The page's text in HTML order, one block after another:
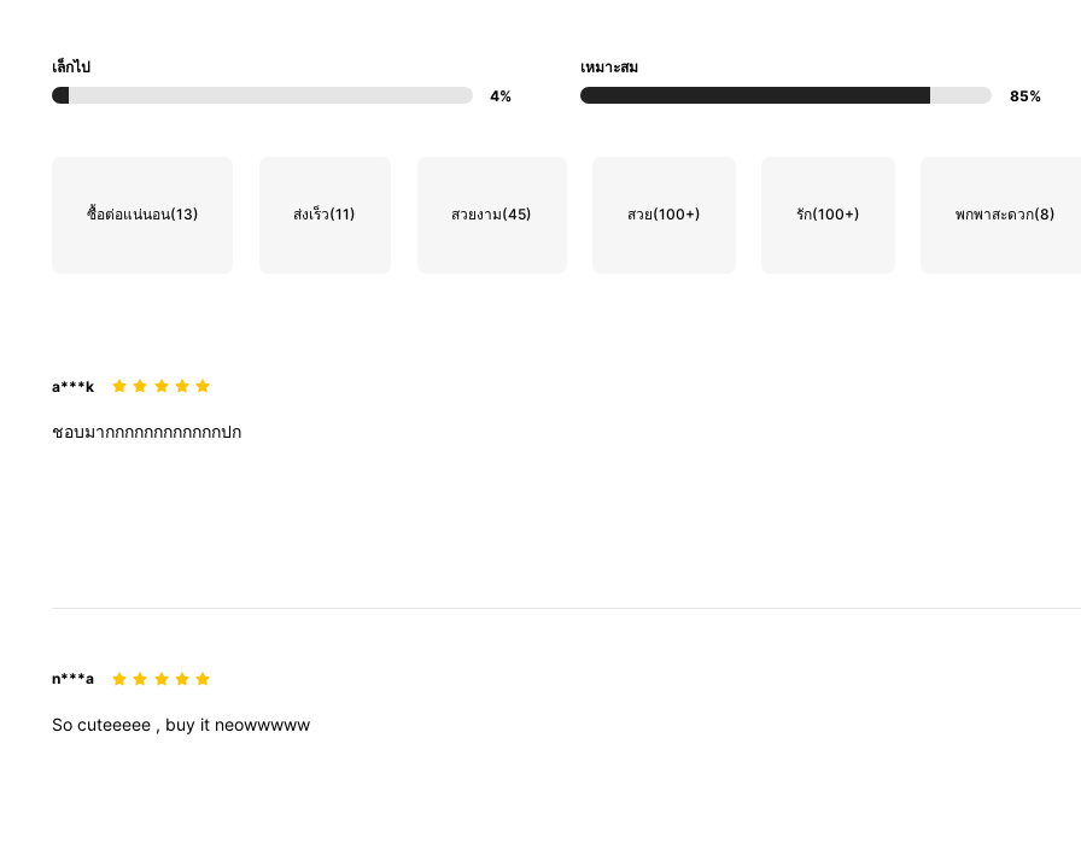
เล็กไป
4%
เหมาะสม
85%
ซื้อต่อแน่นอน(13) ส่งเร็ว(11) สวยงาม(45) สวย(100+) รัก(100+) พกพาสะดวก(8)
a***k
ชอบมากกกกกกกกกกกกปก
n***a
So cuteeeee , buy it neowwwww